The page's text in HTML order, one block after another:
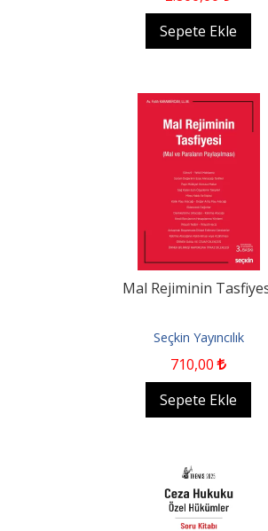
Sepete Ekle
Mal Rejiminin
Seçkin Yayıncılık
710,00
Sepete Ekle